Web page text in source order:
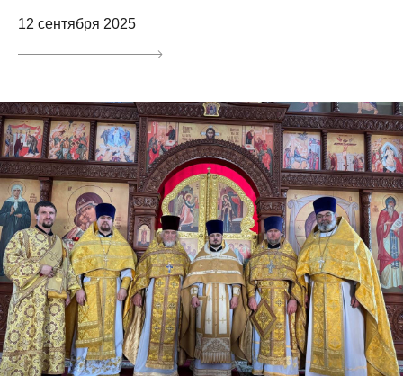
12 сентября 2025